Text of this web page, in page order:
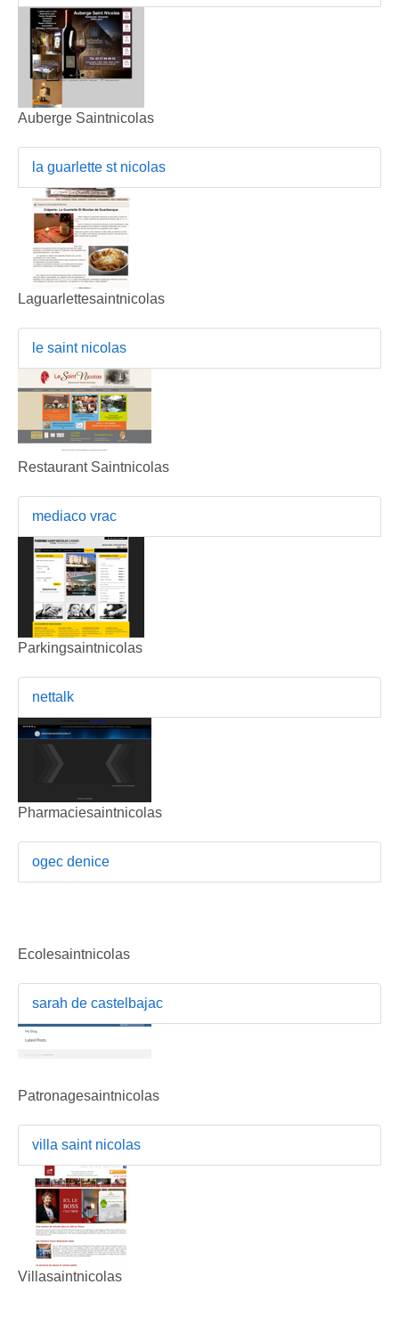
Auberge Saintnicolas
la guarlette st nicolas
Laguarlettesaintnicolas
le saint nicolas
Restaurant Saintnicolas
mediaco vrac
Parkingsaintnicolas
nettalk
Pharmaciesaintnicolas
ogec denice
Ecolesaintnicolas
sarah de castelbajac
Patronagesaintnicolas
villa saint nicolas
Villasaintnicolas